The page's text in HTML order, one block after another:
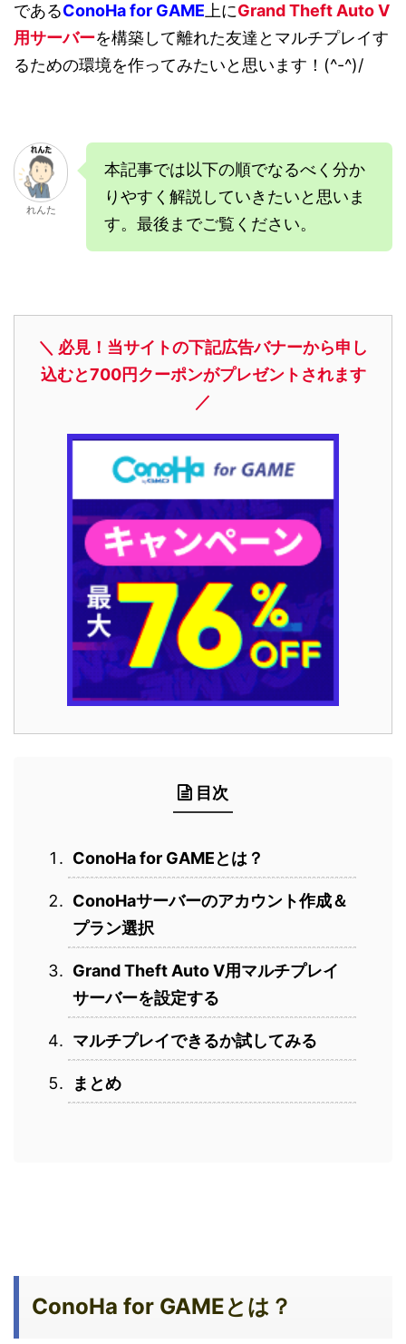
であるConoHa for GAME上にGrand Theft Auto V
用サーバーを構築して離れた友達とマルチプレイす
るための環境を作ってみたいと思います！(^-^)/
れんた
本記事では以下の順でなるべく分か
りやすく解説していきたいと思いま
す。最後までご覧ください。
＼ 必見！当サイトの下記広告バナーから申し
込むと700円クーポンがプレゼントされます
／
目次
ConoHa for GAMEとは？
ConoHaサーバーのアカウント作成＆
プラン選択
Grand Theft Auto V用マルチプレイ
サーバーを設定する
マルチプレイできるか試してみる
まとめ
ConoHa for GAMEとは？